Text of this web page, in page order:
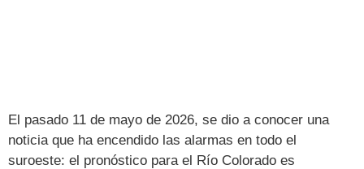
El pasado 11 de mayo de 2026, se dio a conocer una
noticia que ha encendido las alarmas en todo el
suroeste: el pronóstico para el Río Colorado es